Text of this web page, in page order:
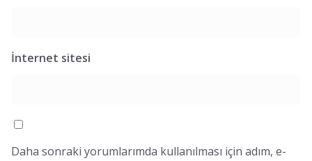
İnternet sitesi
Daha sonraki yorumlarımda kullanılması için adım, e-